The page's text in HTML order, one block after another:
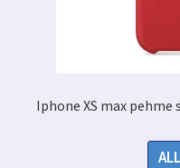
Iphone XS max